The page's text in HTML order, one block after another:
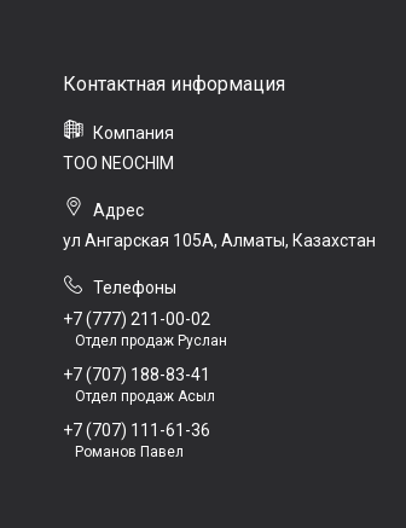
ТОО NEOCHIM
ул Ангарская 105А, Алматы, Казахстан
+7 (777) 211-00-02
Отдел продаж Руслан
+7 (707) 188-83-41
Отдел продаж Асыл
+7 (707) 111-61-36
Романов Павел